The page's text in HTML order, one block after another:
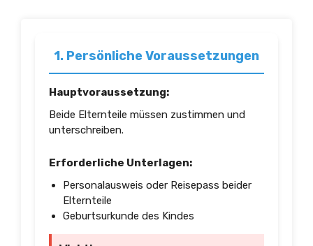
1. Persönliche Voraussetzungen
Hauptvoraussetzung:
Beide Elternteile müssen zustimmen und
unterschreiben.
Erforderliche Unterlagen:
Personalausweis oder Reisepass beider
Elternteile
Geburtsurkunde des Kindes